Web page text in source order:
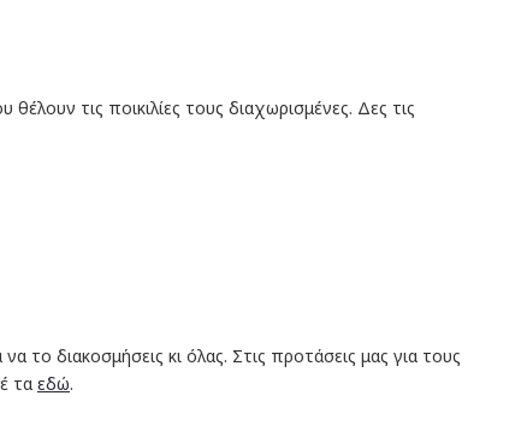
τις ποικιλίες τους διαχωρισμένες. Δες τις
το διακοσμήσεις κι όλας. Στις προτάσεις μας για τους
τα εδώ.